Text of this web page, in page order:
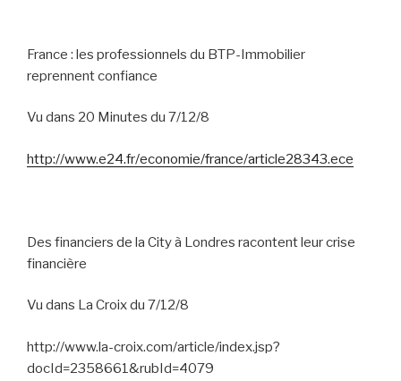
France : les professionnels du BTP-Immobilier
reprennent confiance
Vu dans 20 Minutes du 7/12/8
http://www.e24.fr/economie/france/article28343.ece
Des financiers de la City à Londres racontent leur crise
financière
Vu dans La Croix du 7/12/8
http://www.la-croix.com/article/index.jsp?
docId=2358661&rubId=4079